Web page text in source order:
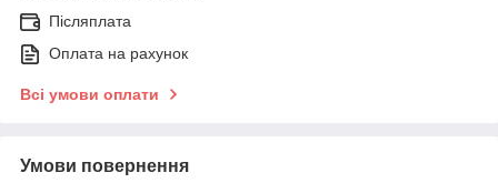
Післяплата
Оплата на рахунок
Всі умови оплати
Умови повернення